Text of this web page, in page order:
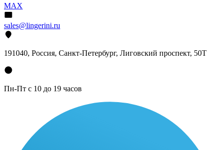
MAX
sales@lingerini.ru
191040, Россия, Санкт-Петербург, Лиговский проспект, 50Т
Пн-Пт с 10 до 19 часов